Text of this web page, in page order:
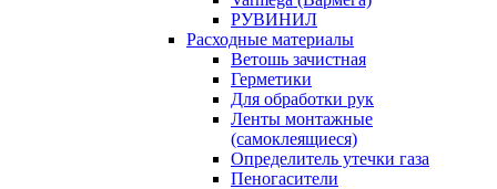
РУВИНИЛ
Расходные материалы
Ветошь зачистная
Герметики
Для обработки рук
Ленты монтажные
(самоклеящиеся)
Определитель утечки газа
Пеногасители